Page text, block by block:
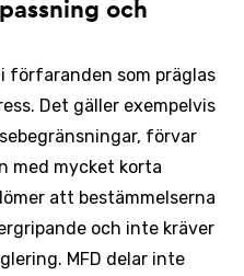
och
förfaranden som präglas
Det gäller exempelvis
förvar
med mycket korta
att bestämmelserna
och inte kräver
MFD delar inte